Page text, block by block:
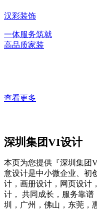
汉彩装饰
一体服务筑就
高品质家装
查看更多
深圳集团VI设计
本页为您提供『深圳集团
意设计是中小微企业、初
计，画册设计，网页设计
计， 共同成长，服务靠
圳，广州，佛山，东莞，